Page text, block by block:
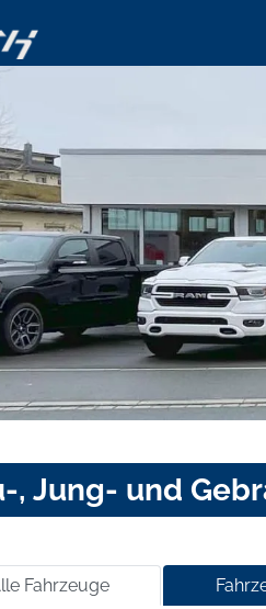
, Jung- und
Fahrzeuge